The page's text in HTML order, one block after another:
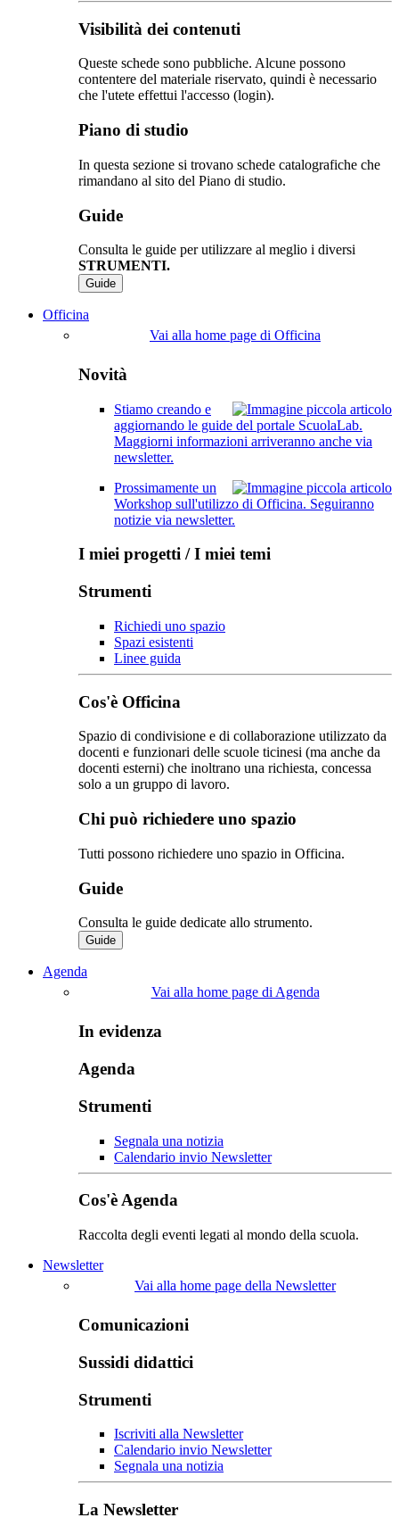
Visibilità dei contenuti
Queste schede sono pubbliche. Alcune possono
contentere del materiale riservato, quindi è necessario
che l'utete effettui l'accesso (login).
Piano di studio
In questa sezione si trovano schede catalografiche che
rimandano al sito del Piano di studio.
Guide
Consulta le guide per utilizzare al meglio i diversi
STRUMENTI.
Guide
Officina
Vai alla home page di Officina
Novità
Stiamo creando e
aggiornando le guide del portale ScuolaLab.
Maggiorni informazioni arriveranno anche via
newsletter.
Prossimamente un
Workshop sull'utilizzo di Officina. Seguiranno
notizie via newsletter.
I miei progetti / I miei temi
Strumenti
Richiedi uno spazio
Spazi esistenti
Linee guida
Cos'è Officina
Spazio di condivisione e di collaborazione utilizzato da
docenti e funzionari delle scuole ticinesi (ma anche da
docenti esterni) che inoltrano una richiesta, concessa
solo a un gruppo di lavoro.​
Chi può richiedere uno spazio
Tutti possono richiedere uno spazio in Officina.
Guide
Consulta le guide dedicate allo strumento.
Guide
Agenda
Vai alla home page di Agenda
In evidenza
Agenda
Strumenti
Segnala una notizia
Calendario invio Newsletter
Cos'è Agenda
Raccolta degli eventi legati al mondo della scuola.
Newsletter
Vai alla home page della Newsletter
Comunicazioni
Sussidi didattici
Strumenti
Iscriviti alla Newsletter
Calendario invio Newsletter
Segnala una notizia
La Newsletter